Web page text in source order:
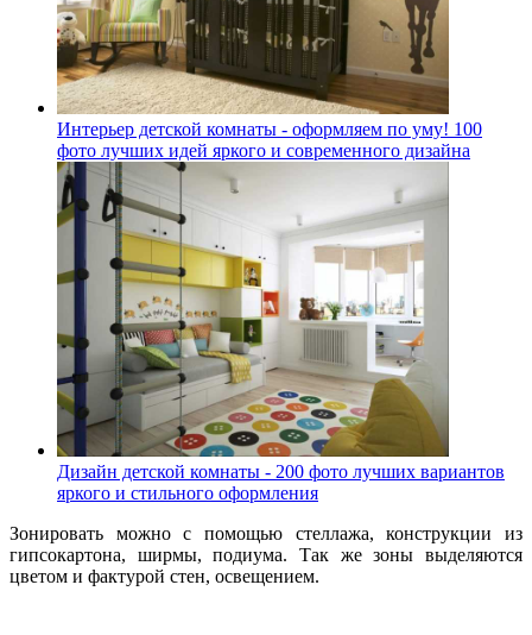
Интерьер детской комнаты - оформляем по уму! 100
фото лучших идей яркого и современного дизайна
Дизайн детской комнаты - 200 фото лучших вариантов
яркого и стильного оформления
Зонировать можно с помощью стеллажа, конструкции из
гипсокартона, ширмы, подиума. Так же зоны выделяются
цветом и фактурой стен, освещением.